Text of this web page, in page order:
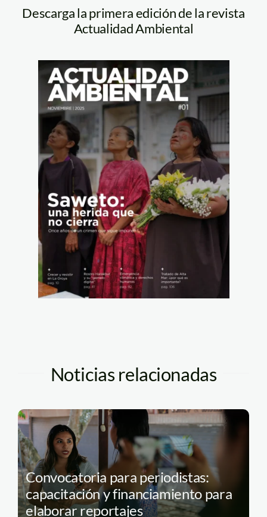
Descarga la primera edición de la revista
Actualidad Ambiental
Noticias relacionadas
Convocatoria para periodistas:
capacitación y financiamiento para
elaborar reportajes